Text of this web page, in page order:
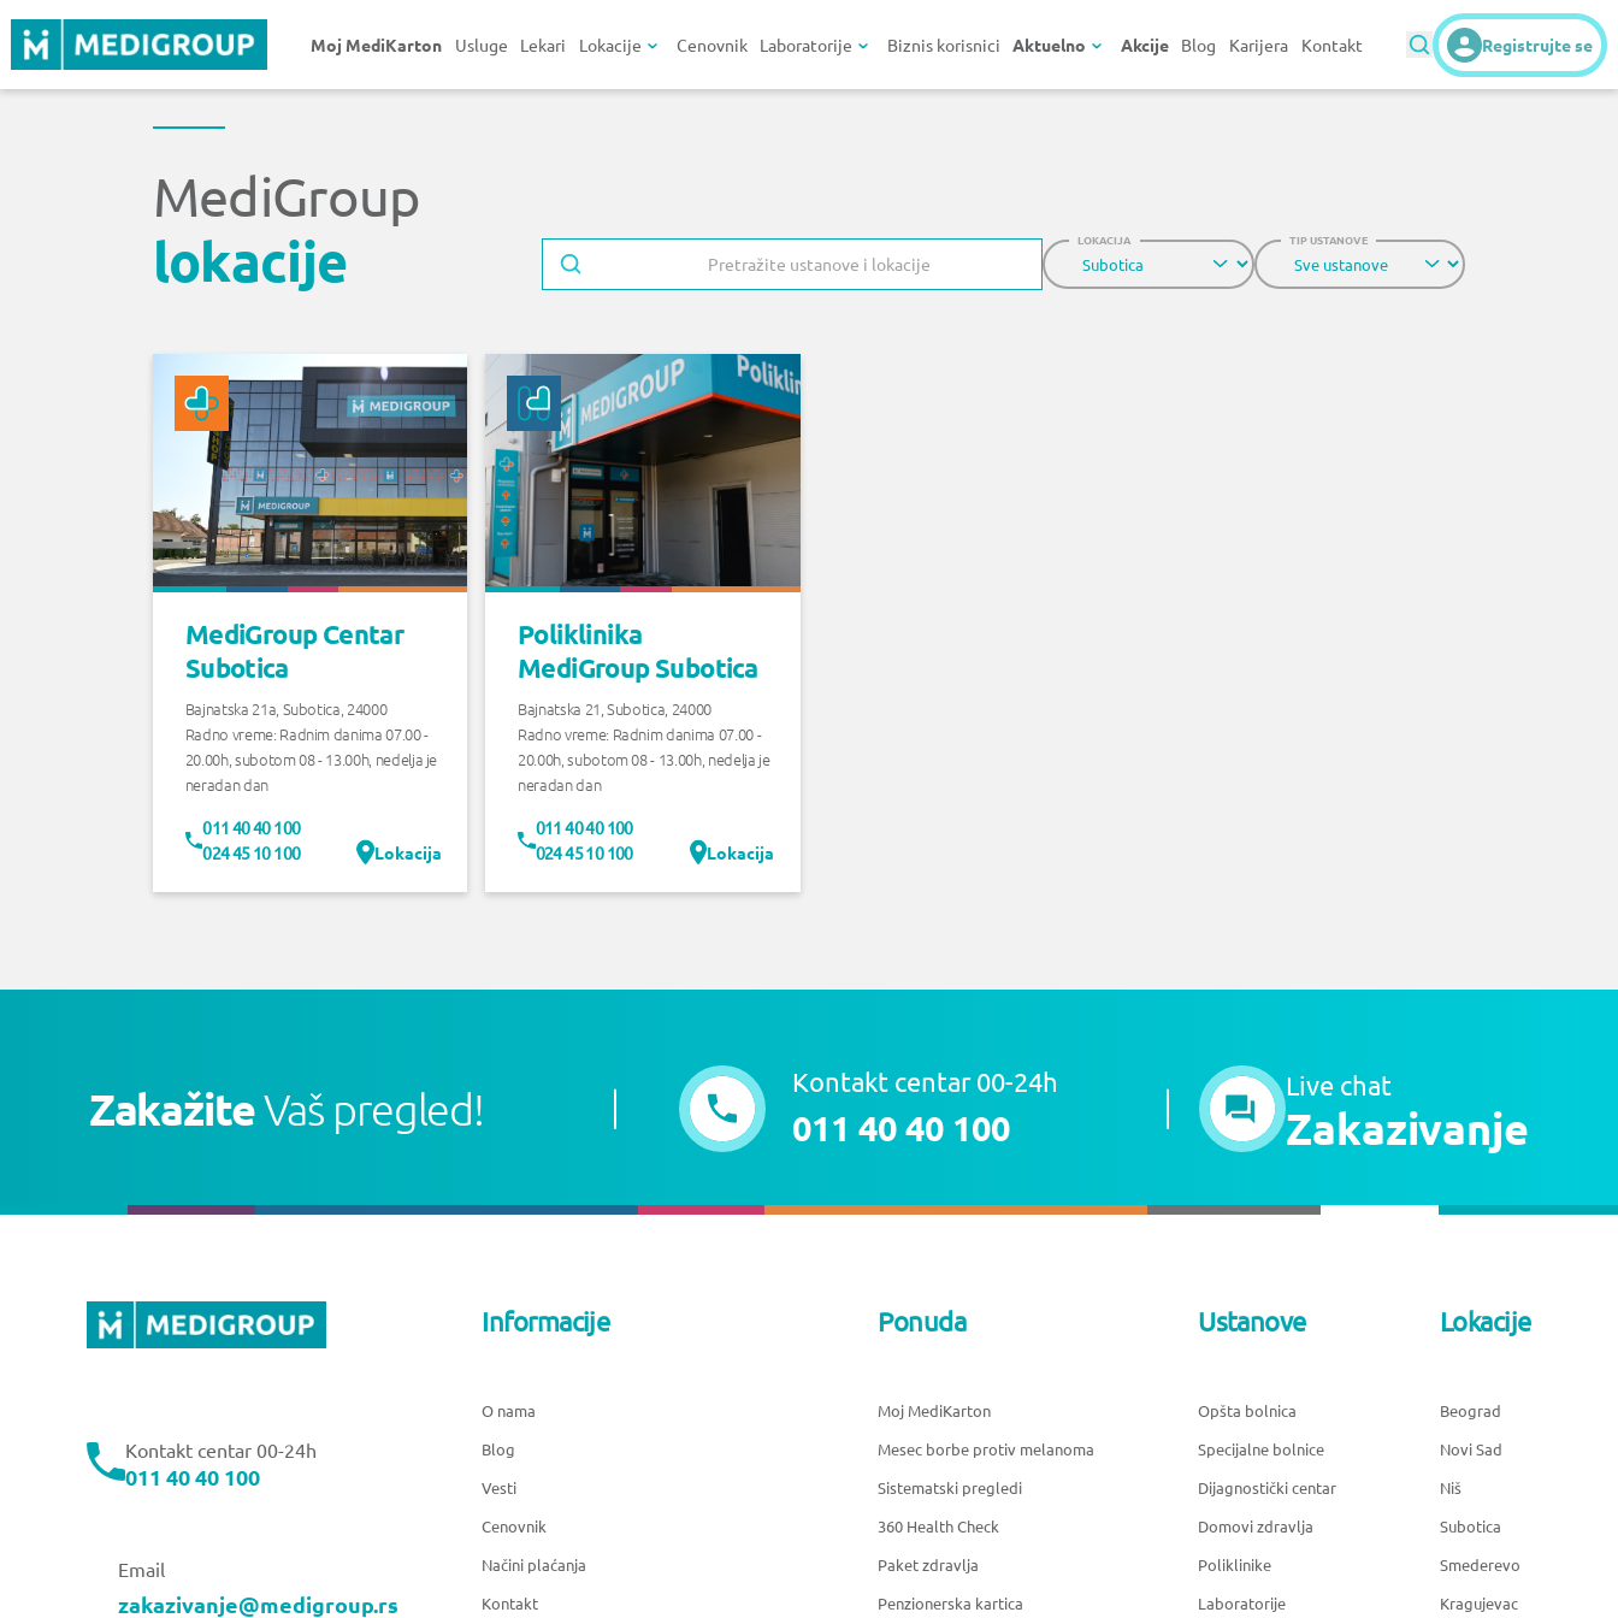
Moj MediKarton Usluge Lekari Lokacije Cenovnik Laboratorije Biznis korisnici Aktuelno Akcije Blog Karijera Kontakt Registrujte se
MediGroup
lokacije LOKACIJA TIP USTANOVE
MediGroup Centar
Subotica
Bajnatska 21a, Subotica, 24000
Radno vreme:Radnim danima 07.00 -
20.00h, subotom 08 - 13.00h, nedelja je
neradan dan
011 40 40 100
024 45 10 100
Lokacija
Poliklinika
MediGroup Subotica
Bajnatska 21, Subotica, 24000
Radno vreme: Radnim danima 07.00 -
20.00h, subotom 08 - 13.00h, nedelja je
neradan dan
011 40 40 100
024 45 10 100
Lokacija
ZakažiteVaš pregled!
Kontakt centar 00-24h
011 40 40 100
Live chat
Zakazivanje
Kontakt centar 00-24h
011 40 40 100
Email
zakazivanje@medigroup.rs
Informacije
O nama
Blog
Vesti
Cenovnik
Načini plaćanja
Kontakt
Ponuda
Moj MediKarton
Mesec borbe protiv melanoma
Sistematski pregledi
360 Health Check
Paket zdravlja
Penzionerska kartica
Ustanove
Opšta bolnica
Specijalne bolnice
Dijagnostički centar
Domovi zdravlja
Poliklinike
Laboratorije
Lokacije
Beograd
Novi Sad
Niš
Subotica
Smederevo
Kragujevac